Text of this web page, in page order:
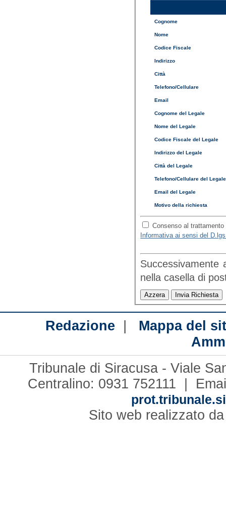
Cognome
Nome
Codice Fiscale
Indirizzo
Città
Telefono/Cellulare
Email
Cognome del Legale
Nome del Legale
Codice Fiscale del Legale
Indirizzo del Legale
Città del Legale
Telefono/Cellulare del Legale
Email del Legale
Motivo della richiesta
Consenso al
Informativa ai sensi del
Successivamente
nella
Redazione | Mappa del
Tribunale di Siracusa - Viale
Centralino: 0931 752111 |
Sito web realizzato